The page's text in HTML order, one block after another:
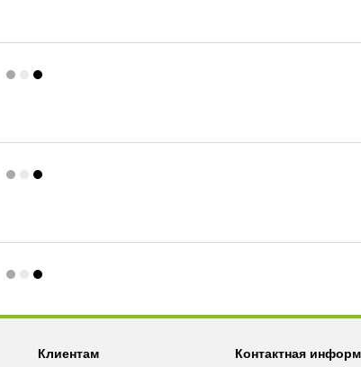
Клиентам Контактная